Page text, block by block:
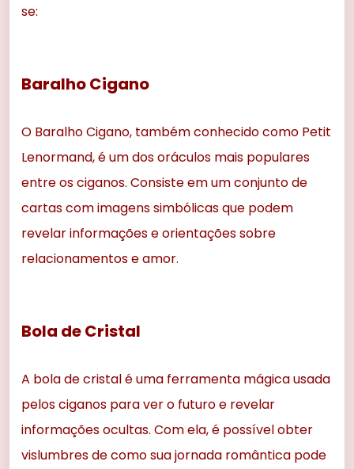
se:
Baralho Cigano
O Baralho Cigano, também conhecido como Petit
Lenormand, é um dos oráculos mais populares
entre os ciganos. Consiste em um conjunto de
cartas com imagens simbólicas que podem
revelar informações e orientações sobre
relacionamentos e amor.
Bola de Cristal
A bola de cristal é uma ferramenta mágica usada
pelos ciganos para ver o futuro e revelar
informações ocultas. Com ela, é possível obter
vislumbres de como sua jornada romântica pode